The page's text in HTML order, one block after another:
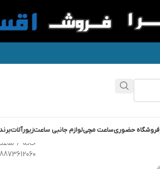
فروشگاه حضوریساعت مچیلوازم جانبی ساعتزیورآلات
خانه /